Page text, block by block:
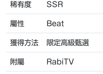
稀有度 SSR
屬性 Beat
獲得方法 限定高級甄選
附屬 RabiTV